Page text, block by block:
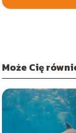
Może Cię